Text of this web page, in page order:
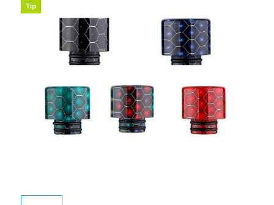
Tip